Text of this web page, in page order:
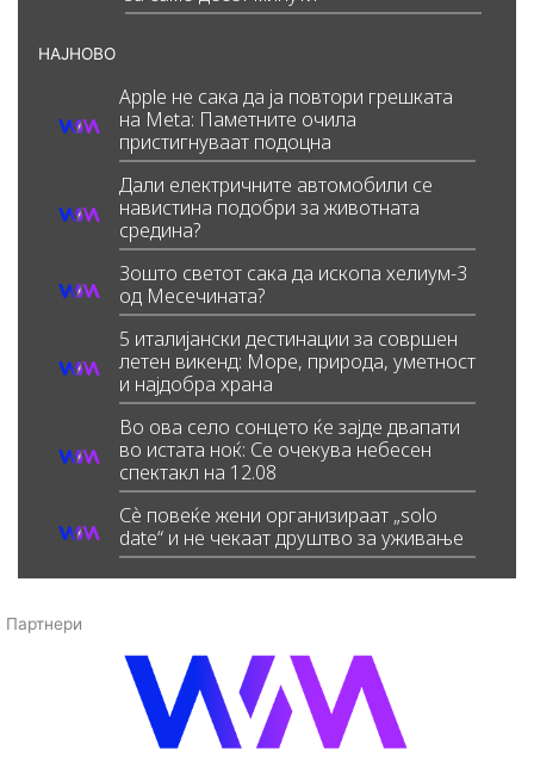
НАЈНОВО
Apple не сака да ја повтори грешката
на Meta: Паметните очила
пристигнуваат подоцна
Дали електричните автомобили се
навистина подобри за животната
средина?
Зошто светот сака да ископа хелиум-3
од Месечината?
5 италијански дестинации за совршен
летен викенд: Море, природа, уметност
и најдобра храна
Во ова село сонцето ќе зајде двапати
во истата ноќ: Се очекува небесен
спектакл на 12.08
Сè повеќе жени организираат „solo
date“ и не чекаат друштво за уживање
Партнери